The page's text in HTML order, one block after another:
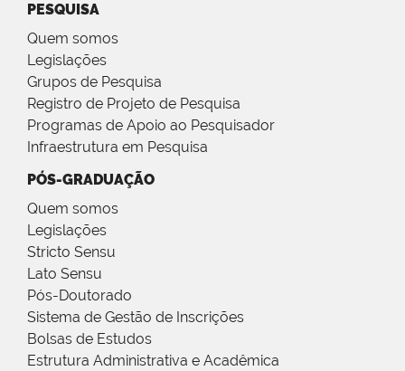
PESQUISA
Quem somos
Legislações
Grupos de Pesquisa
Registro de Projeto de Pesquisa
Programas de Apoio ao Pesquisador
Infraestrutura em Pesquisa
PÓS-GRADUAÇÃO
Quem somos
Legislações
Stricto Sensu
Lato Sensu
Pós-Doutorado
Sistema de Gestão de Inscrições
Bolsas de Estudos
Estrutura Administrativa e Acadêmica